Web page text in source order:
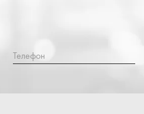
Телефон